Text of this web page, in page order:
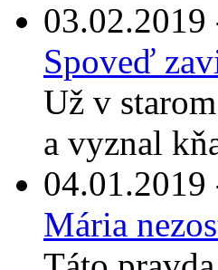
03.02.2019
Spoveď
Už v
a vyznal
04.01.2019
Mária